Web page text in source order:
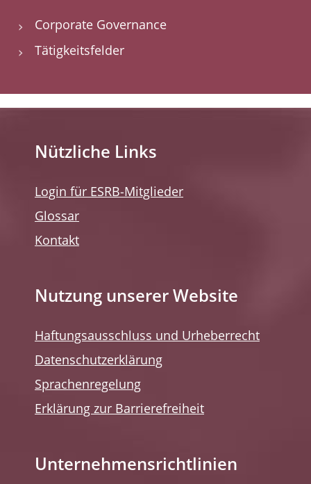
Corporate Governance
Tätigkeitsfelder
Nützliche Links
Login für ESRB-Mitglieder
Glossar
Kontakt
Nutzung unserer Website
Haftungsausschluss und Urheberrecht
Datenschutzerklärung
Sprachenregelung
Erklärung zur Barrierefreiheit
Unternehmensrichtlinien